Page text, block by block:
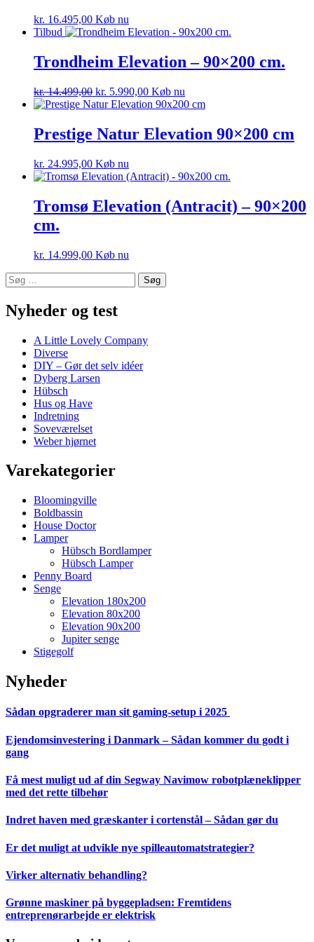
kr. 16.495,00 Køb nu
Tilbud
Trondheim Elevation – 90×200 cm.
kr.14.499,00 kr. 5.990,00 Køb nu
Prestige Natur Elevation 90×200 cm
kr. 24.995,00 Køb nu
Tromsø Elevation (Antracit) – 90×200
cm.
kr. 14.999,00 Køb nu
Søg
efter:
Nyheder og test
A Little Lovely Company
Diverse
DIY – Gør det selv idéer
Dyberg Larsen
Hübsch
Hus og Have
Indretning
Soveværelset
Weber hjørnet
Varekategorier
Bloomingville
Boldbassin
House Doctor
Lamper
Hübsch Bordlamper
Hübsch Lamper
Penny Board
Senge
Elevation 180x200
Elevation 80x200
Elevation 90x200
Jupiter senge
Stigegolf
Nyheder
Sådan opgraderer man sit gaming-setup i 2025
Ejendomsinvestering i Danmark – Sådan kommer du godt i
gang
Få mest muligt ud af din Segway Navimow robotplæneklipper
med det rette tilbehør
Indret haven med græskanter i cortenstål – Sådan gør du
Er det muligt at udvikle nye spilleautomatstrategier?
Virker alternativ behandling?
Grønne maskiner på byggepladsen: Fremtidens
entreprenørarbejde er elektrisk